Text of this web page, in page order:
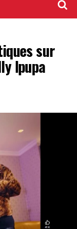
sur
Ipupa